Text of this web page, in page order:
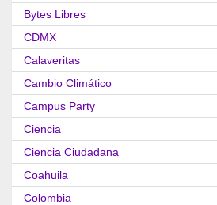
Bytes Libres
CDMX
Calaveritas
Cambio Climático
Campus Party
Ciencia
Ciencia Ciudadana
Coahuila
Colombia